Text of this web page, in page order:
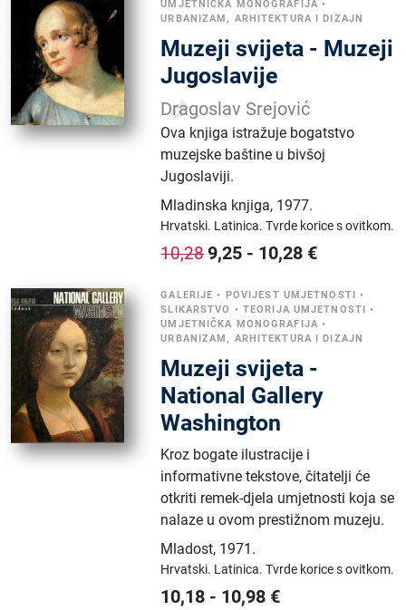
UMJETNIČKA MONOGRAFIJA •
URBANIZAM, ARHITEKTURA I DIZAJN
Muzeji svijeta - Muzeji
Jugoslavije
Dragoslav Srejović
Ova knjiga istražuje bogatstvo
muzejske baštine u bivšoj
Jugoslaviji.
Mladinska knjiga, 1977.
Hrvatski. Latinica.Tvrde korice s ovitkom.
10,289,25 - 10,28 €
GALERIJE • POVIJEST UMJETNOSTI •
SLIKARSTVO • TEORIJA UMJETNOSTI •
UMJETNIČKA MONOGRAFIJA •
URBANIZAM, ARHITEKTURA I DIZAJN
Muzeji svijeta -
National Gallery
Washington
Kroz bogate ilustracije i
informativne tekstove, čitatelji će
otkriti remek-djela umjetnosti koja se
nalaze u ovom prestižnom muzeju.
Mladost, 1971.
Hrvatski. Latinica.Tvrde korice s ovitkom.
10,18 - 10,98 €